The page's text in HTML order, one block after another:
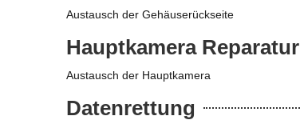
Austausch der Gehäuserückseite
Hauptkamera Reparatur
Austausch der Hauptkamera
Datenrettung